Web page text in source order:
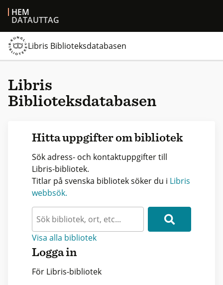
HEM
DATAUTTAG
Libris Biblioteksdatabasen
Libris
Biblioteksdatabasen
Hitta uppgifter om bibliotek
Sök adress- och kontaktuppgifter till
Libris-bibliotek.
Titlar på svenska bibliotek söker du i Libris
webbsök.
Visa alla bibliotek
Logga in
För Libris-bibliotek